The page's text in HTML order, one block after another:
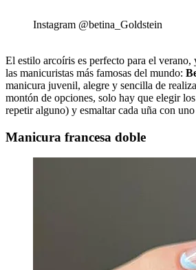
Instagram @betina_Goldstein
El estilo arcoíris es perfecto para el verano,
las manicuristas más famosas del mundo:
manicura juvenil, alegre y sencilla de
montón de opciones, solo hay que elegir
repetir alguno) y esmaltar cada uña con
Manicura francesa doble